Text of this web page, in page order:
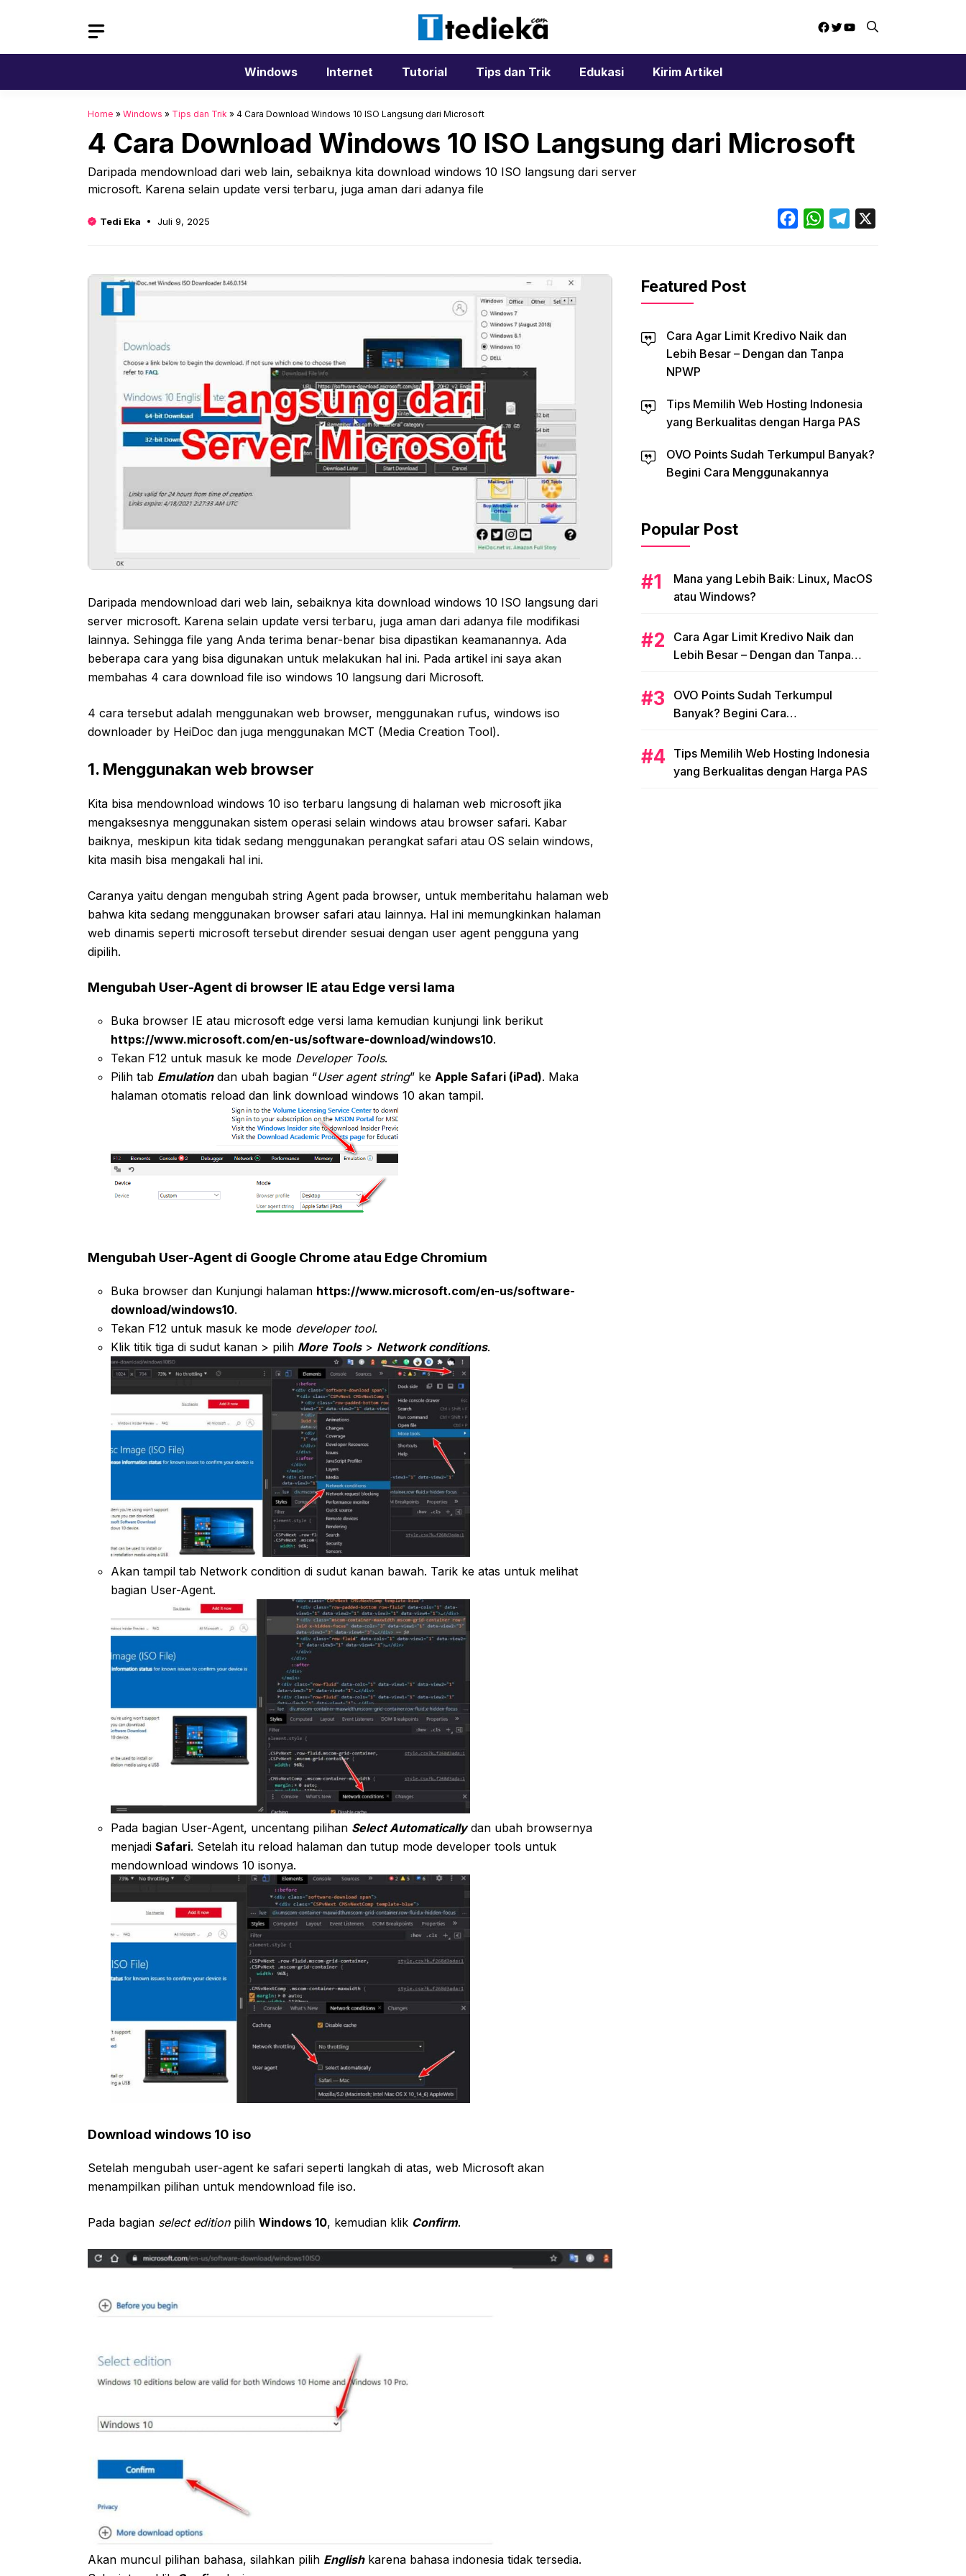
Facebook
Twitter
YouTube
Windows Internet Tutorial Tips dan Trik Edukasi Kirim Artikel
Home » Windows » Tips dan Trik » 4 Cara Download Windows 10 ISO Langsung dari Microsoft
4 Cara Download Windows 10 ISO Langsung dari Microsoft
Daripada mendownload dari web lain, sebaiknya kita download windows 10 ISO langsung dari server
microsoft. Karena selain update versi terbaru, juga aman dari adanya file
Tedi Eka Juli 9, 2025 FacebookWhatsAppTelegram
Daripada mendownload dari web lain, sebaiknya kita download windows 10 ISO langsung dari
server microsoft. Karena selain update versi terbaru, juga aman dari adanya file modifikasi
lainnya. Sehingga file yang Anda terima benar-benar bisa dipastikan keamanannya. Ada
beberapa cara yang bisa digunakan untuk melakukan hal ini. Pada artikel ini saya akan
membahas 4 cara download file iso windows 10 langsung dari Microsoft.
4 cara tersebut adalah menggunakan web browser, menggunakan rufus, windows iso
downloader by HeiDoc dan juga menggunakan MCT (Media Creation Tool).
1. Menggunakan web browser
Kita bisa mendownload windows 10 iso terbaru langsung di halaman web microsoft jika
mengaksesnya menggunakan sistem operasi selain windows atau browser safari. Kabar
baiknya, meskipun kita tidak sedang menggunakan perangkat safari atau OS selain windows,
kita masih bisa mengakali hal ini.
Caranya yaitu dengan mengubah string Agent pada browser, untuk memberitahu halaman web
bahwa kita sedang menggunakan browser safari atau lainnya. Hal ini memungkinkan halaman
web dinamis seperti microsoft tersebut dirender sesuai dengan user agent pengguna yang
dipilih.
Mengubah User-Agent di browser IE atau Edge versi lama
Buka browser IE atau microsoft edge versi lama kemudian kunjungi link berikut
https://www.microsoft.com/en-us/software-download/windows10.
Tekan F12 untuk masuk ke mode Developer Tools.
Pilih tab Emulationdan ubah bagian “User agent string” ke Apple Safari (iPad). Maka
halaman otomatis reload dan link download windows 10 akan tampil.
Mengubah User-Agent di Google Chrome atau Edge Chromium
Buka browser dan Kunjungi halaman https://www.microsoft.com/en-us/software-
download/windows10.
Tekan F12 untuk masuk ke mode developer tool.
Klik titik tiga di sudut kanan > pilih More Tools> Network conditions.
Akan tampil tab Network condition di sudut kanan bawah. Tarik ke atas untuk melihat
bagian User-Agent.
Pada bagian User-Agent, uncentang pilihan Select Automaticallydan ubah browsernya
menjadi Safari. Setelah itu reload halaman dan tutup mode developer tools untuk
mendownload windows 10 isonya.
Download windows 10 iso
Setelah mengubah user-agent ke safari seperti langkah di atas, web Microsoft akan
menampilkan pilihan untuk mendownload file iso.
Pada bagian select editionpilih Windows 10, kemudian klik Confirm.
Akan muncul pilihan bahasa, silahkan pilih Englishkarena bahasa indonesia tidak tersedia.
Featured Post
Cara Agar Limit Kredivo Naik dan
Lebih Besar – Dengan dan Tanpa
NPWP
Tips Memilih Web Hosting Indonesia
yang Berkualitas dengan Harga PAS
OVO Points Sudah Terkumpul Banyak?
Begini Cara Menggunakannya
Popular Post
Mana yang Lebih Baik: Linux, MacOS
atau Windows?
Cara Agar Limit Kredivo Naik dan
Lebih Besar – Dengan dan Tanpa
OVO Points Sudah Terkumpul
Banyak? Begini Cara
Tips Memilih Web Hosting Indonesia
yang Berkualitas dengan Harga PAS